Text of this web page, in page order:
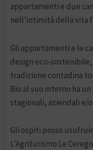
appartamenti e due
nell’intimità della vita
Gli appartamenti e le
design eco-
tradizione contadina
Bio al suo interno ha
stagionali, aziendali e/o
Gli ospiti posso
L’Agriturismo Le